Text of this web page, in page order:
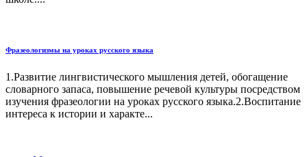
Фразеологизмы на уроках русского языка
1.Развитие лингвистического мышления детей, обогащение
словарного запаса, повышение речевой культуры посредством
изучения фразеологии на уроках русского языка.2.Воспитание
интереса к истории и характе...